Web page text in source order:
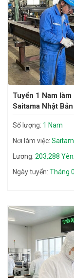
Tuyển 1 Nam
Saitama Nhật Bản
Số lượng: 1 Nam
Nơi làm việc:
Lương: 203,288
Ngày tuyển: Tháng